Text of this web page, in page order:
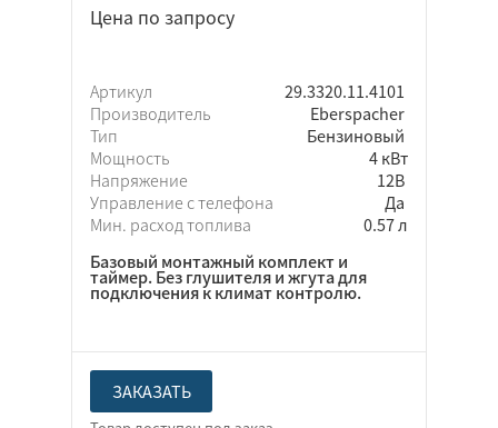
Цена по запросу
Артикул
29.3320.11.4101
Производитель
Eberspacher
Тип
Бензиновый
Мощность
4 кВт
Напряжение
12В
Управление с телефона
Да
Мин. расход топлива
0.57 л
Базовый монтажный комплект и
таймер. Без глушителя и жгута для
подключения к климат контролю.
ЗАКАЗАТЬ